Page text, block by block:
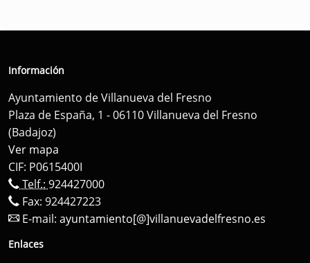
Información
Ayuntamiento de Villanueva del Fresno
Plaza de España, 1 - 06110 Villanueva del Fresno
(Badajoz)
Ver mapa
CIF: P0615400I
Telf.: 924427000
Fax: 924427223
E-mail: ayuntamiento[@]villanuevadelfresno.es
Enlaces